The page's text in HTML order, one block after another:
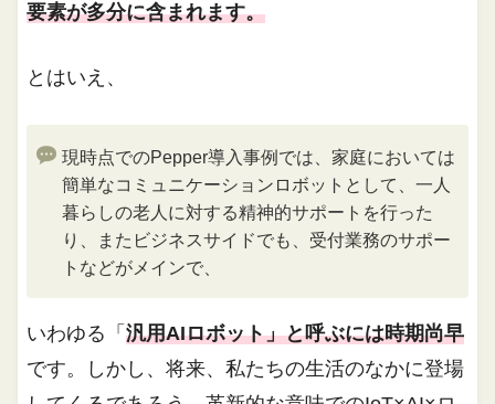
要素が多分に含まれます。
とはいえ、
現時点でのPepper導入事例では、家庭においては
簡単なコミュニケーションロボットとして、一人
暮らしの老人に対する精神的サポートを行った
り、またビジネスサイドでも、受付業務のサポー
トなどがメインで、
いわゆる「汎用AIロボット」と呼ぶには時期尚早
です。しかし、将来、私たちの生活のなかに登場